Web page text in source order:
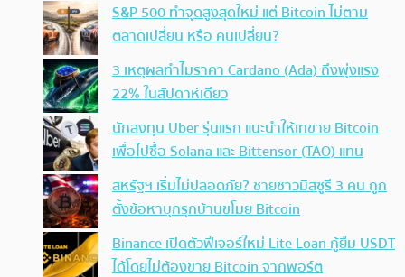
S&P 500 ทำจุดสูงสุดใหม่ แต่ Bitcoin ไม่ตาม
ตลาดเปลี่ยน หรือ คนเปลี่ยน?
3 เหตุผลทำไมราคา Cardano (Ada) ถึงพุ่งแรง
22% ในสัปดาห์เดียว
นักลงทุน Uber รุ่นแรก แนะนำให้เทขาย Bitcoin
เพื่อไปซื้อ Solana และ Bittensor (TAO) แทน
สหรัฐฯ เริ่มไม่ปลอดภัย? ชายชาวมิสซูรี 3 คน ถูก
ตั้งข้อหาบุกรุกบ้านขโมย Bitcoin
Binance เปิดตัวฟีเจอร์ใหม่ Lite Loan กู้ยืม USDT
ได้โดยไม่ต้องขาย Bitcoin จากพอร์ต